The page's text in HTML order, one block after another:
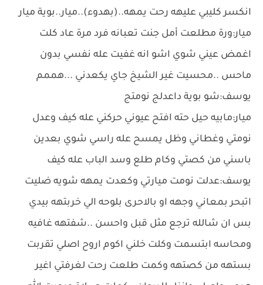
انكسر كليبي عليهه رحت يمهه..(بهدوء)..ميار..بوية ميار
ميار:ورة مطلعت أمل جنت تعبانه فرد مرة عاد كلت
اغمض عيني شوي اشو انه غفيت عله نفسي بدون
ماحس ..محسيت غير الشيخ جاي يكعدني ...هممم
يوسف:شو بوية داعدلج نومتج
ميار:مابيه حيل حته افتح عيوني حركني عله كيف وعدل
نومتي وغطاني وظل يمسح عله راسي شوي بعدين
باسني من كصتي وكام طلع وسد الباب عله كيف
يوسف:عدلت نومت ميارتي وكعدت يمهه شويه ضليت
اتبحر بمعاني وجهه او بالاحرى بلوحه الي خربتهه بيدي
بس ان شالله ترجع مثل قبل واحسن ..شفتهه غافيه
ومحاسه ابتسمت وكلت خلني اكوم اروح اصلي تقربت
بستهه من كصتهه وكمت طلعت رحت لغرفتي اغير